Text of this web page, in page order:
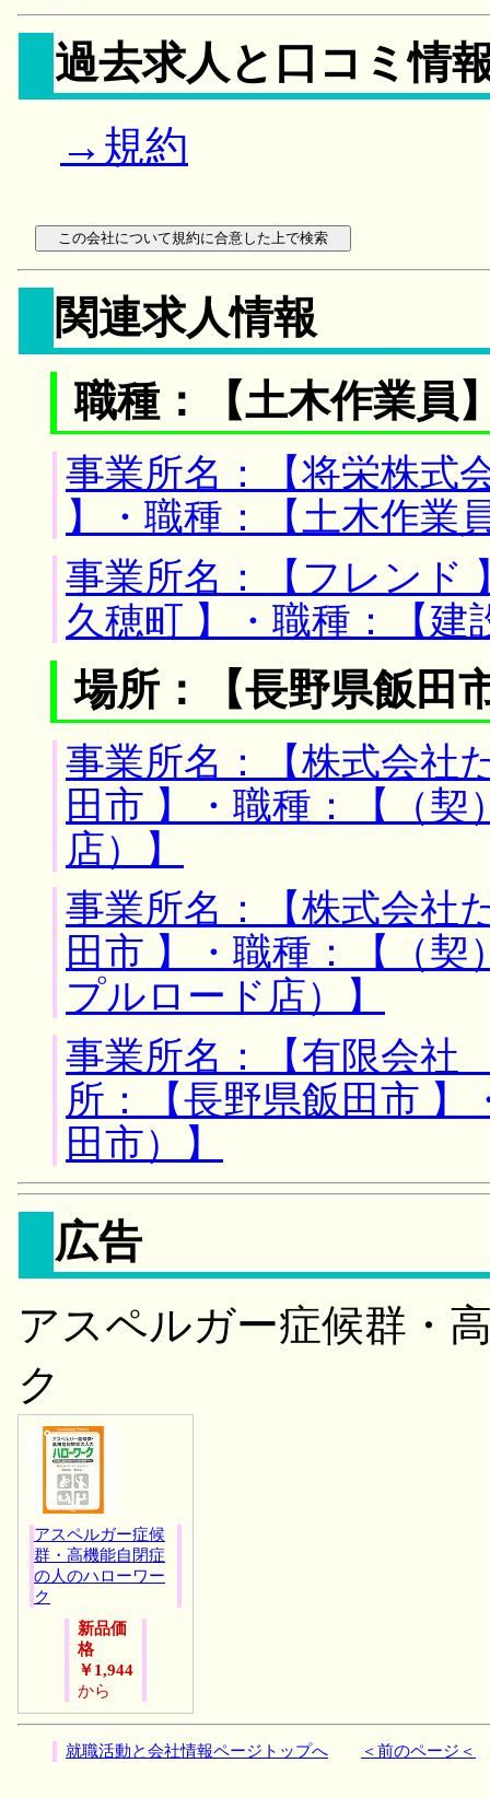
過去求人と口コミ情
→規約
関連求人情報
職種：【土木作業員
事業所名：【将栄株式
】・職種：【土木作業
事業所名：【フレンド
久穂町 】・職種：【
場所：【長野県飯田
事業所名：【株式会社
田市 】・職種：【（
店）】
事業所名：【株式会社
田市 】・職種：【（
プルロード店）】
事業所名：【有限会
所：【長野県飯田市 】
田市）】
広告
アスペルガー症候群・
ク
アスペルガー症候
群・高機能自閉症
の人のハローワー
ク
新品価
格
￥1,944
から
就職活動と会社情報ページトップへ ＜前のページ＜